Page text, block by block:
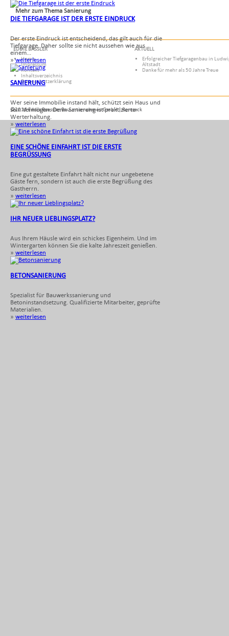
DIE TIEFGARAGE IST DER ERSTE EINDRUCK
Der erste Eindruck ist entscheidend, das gilt auch für die
Tiefgarage. Daher sollte sie nicht aussehen wie aus
einem...
»weiterlesen
SANIERUNG
Wer seine Immobilie instand hält, schützt sein Haus und
sein Vermögen. Denn Sanierung ist praktizierte
Werterhaltung.
» weiterlesen
EINE SCHÖNE EINFAHRT IST DIE ERSTE
BEGRÜSSUNG
Eine gut gestaltete Einfahrt hält nicht nur ungebetene
Gäste fern, sondern ist auch die erste Begrüßung des
Gastherrn.
» weiterlesen
IHR NEUER LIEBLINGSPLATZ?
Aus Ihrem Häusle wird ein schickes Eigenheim. Und im
Wintergarten können Sie die kalte Jahreszeit genießen.
» weiterlesen
BETONSANIERUNG
Spezialist für Bauwerkssanierung und
Betoninstandsetzung. Qualifizierte Mitarbeiter, geprüfte
Materialien.
» weiterlesen
Mehr zum Thema Sanierung
EDDIE BÄSSLER
Home
Impressum
Kontakt
Inhaltsverzeichnis
Datenschutzerklärung
AKTUELL
Erfolgreicher Tiefgaragenbau in
Altstadt
Danke für mehr als 50 Jahre Treue
©2016 Eddie Baessler Bauunternehmen GmbH | Remseck